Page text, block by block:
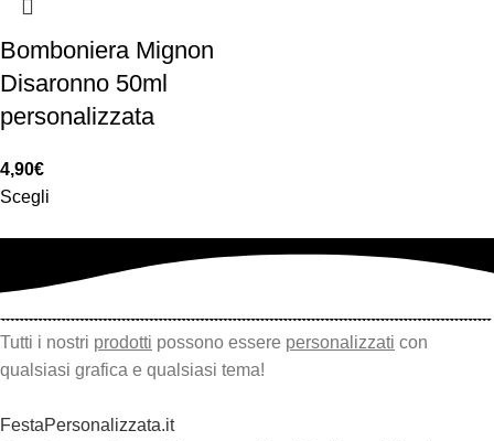
Bomboniera Mignon
Disaronno 50ml
personalizzata
4,90€
Scegli
Tutti i nostri prodotti possono essere personalizzati con
qualsiasi grafica e qualsiasi tema!
FestaPersonalizzata.it